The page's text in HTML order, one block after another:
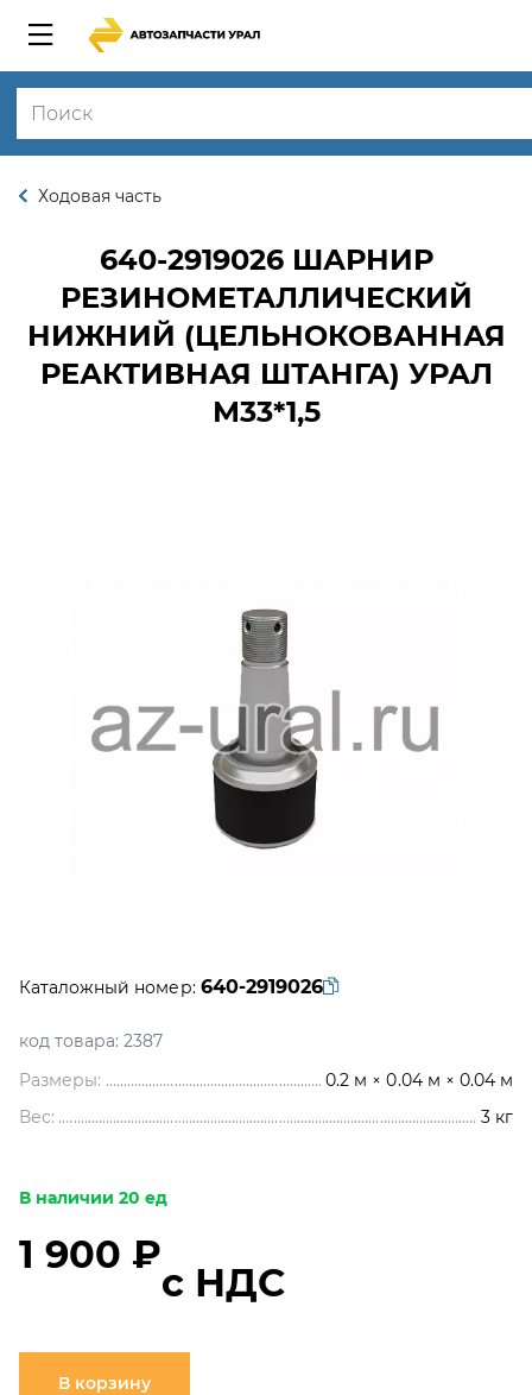
Ходовая часть
640-2919026ШАРНИР
РЕЗИНОМЕТАЛЛИЧЕСКИЙ
НИЖНИЙ (ЦЕЛЬНОКОВАННАЯ
РЕАКТИВНАЯ ШТАНГА) УРАЛ
М33*1,5
Каталожный номер: 640-2919026
код товара: 2387
Размеры:
0.2 м × 0.04 м × 0.04 м
Вес:
3 кг
В наличии 20 ед
1 900 ₽
с НДС
В корзину